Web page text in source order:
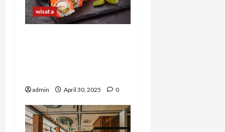
wisata
admin April 30, 2025 0